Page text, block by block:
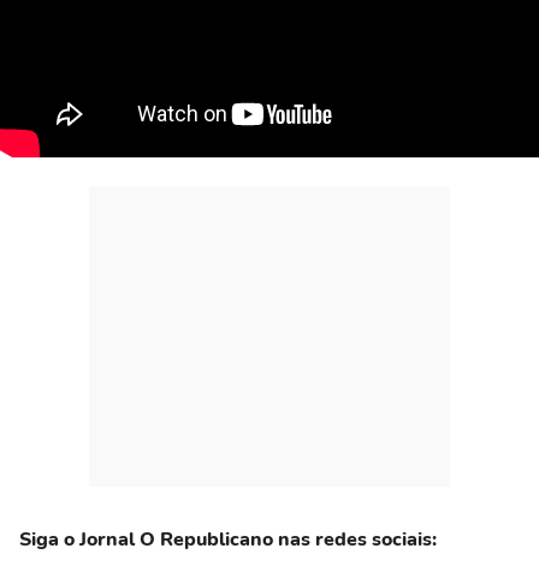
Siga o Jornal O Republicano nas redes sociais: